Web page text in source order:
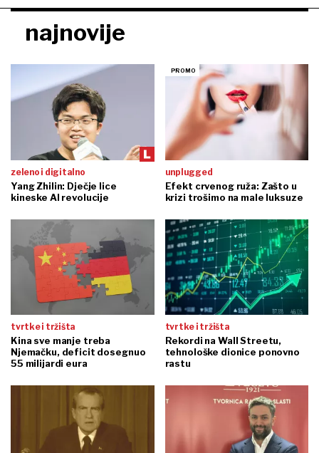
najnovije
zeleno i digitalno
Yang Zhilin: Dječje lice
kineske AI revolucije
unplugged
Efekt crvenog ruža: Zašto u
krizi trošimo na male luksuze
tvrtke i tržišta
Kina sve manje treba
Njemačku, deficit dosegnuo
55 milijardi eura
tvrtke i tržišta
Rekordi na Wall Streetu,
tehnološke dionice ponovno
rastu